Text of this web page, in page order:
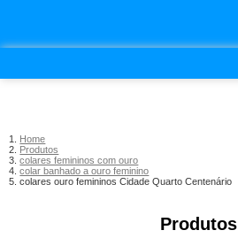
Home
Produtos
colares femininos com ouro
colar banhado a ouro feminino
colares ouro femininos Cidade Quarto Centenário
Produtos